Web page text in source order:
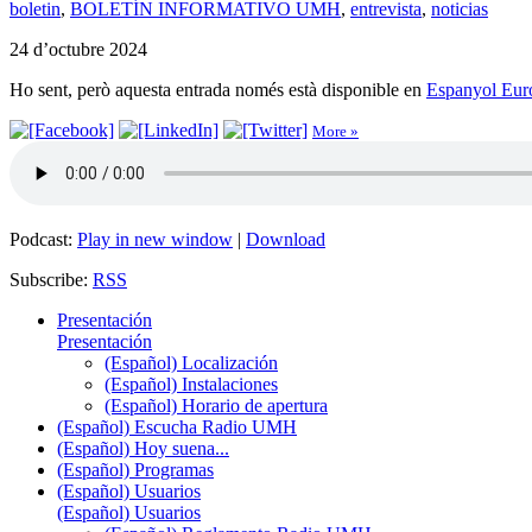
boletin, BOLETÍN INFORMATIVO UMH, entrevista, noticias
24 d’octubre 2024
Ho sent, però aquesta entrada només està disponible en Espanyol
More »
Podcast: Play in new window | Download
Subscribe: RSS
Presentación
Presentación
(Español) Localización
(Español) Instalaciones
(Español) Horario de apertura
(Español) Escucha Radio UMH
(Español) Hoy suena...
(Español) Programas
(Español) Usuarios
(Español) Usuarios